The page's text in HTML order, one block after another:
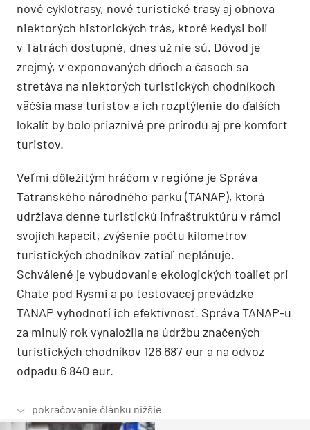
nové cyklotrasy, nové turistické trasy aj obnova
niektorých historických trás, ktoré kedysi boli
v Tatrách dostupné, dnes už nie sú. Dôvod je
zrejmý, v exponovaných dňoch a časoch sa
stretáva na niektorých turistických chodníkoch
väčšia masa turistov a ich rozptýlenie do ďalších
lokalít by bolo priaznivé pre prírodu aj pre komfort
turistov.
Veľmi dôležitým hráčom v regióne je Správa
Tatranského národného parku (TANAP), ktorá
udržiava denne turistickú infraštruktúru v rámci
svojich kapacít, zvýšenie počtu kilometrov
turistických chodníkov zatiaľ neplánuje.
Schválené je vybudovanie ekologických toaliet pri
Chate pod Rysmi a po testovacej prevádzke
TANAP vyhodnotí ich efektívnosť. Správa TANAP-u
za minulý rok vynaložila na údržbu značených
turistických chodníkov 126 687 eur a na odvoz
odpadu 6 840 eur.